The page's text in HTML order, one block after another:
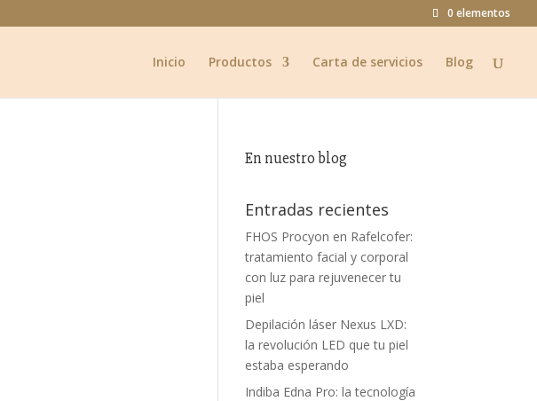
0 elementos
Inicio Productos Carta de servicios Blog
En nuestro blog
Entradas recientes
FHOS Procyon en Rafelcofer:
tratamiento facial y corporal
con luz para rejuvenecer tu
piel
Depilación láser Nexus LXD:
la revolución LED que tu piel
estaba esperando
Indiba Edna Pro: la tecnología